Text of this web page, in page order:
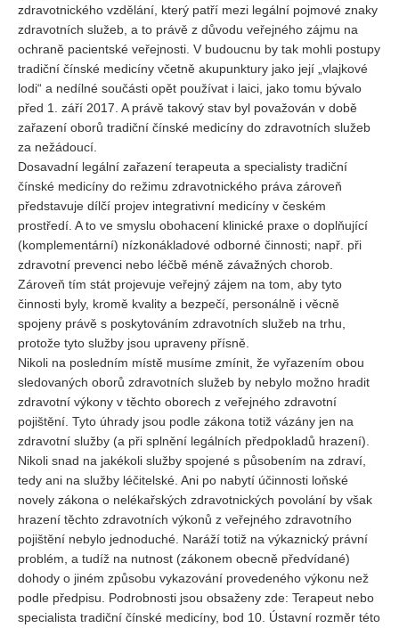
zdravotnického vzdělání, který patří mezi legální pojmové znaky
zdravotních služeb, a to právě z důvodu veřejného zájmu na
ochraně pacientské veřejnosti. V budoucnu by tak mohli postupy
tradiční čínské medicíny včetně akupunktury jako její „vlajkové
lodi“ a nedílné součásti opět používat i laici, jako tomu bývalo
před 1. září 2017. A právě takový stav byl považován v době
zařazení oborů tradiční čínské medicíny do zdravotních služeb
za nežádoucí.
Dosavadní legální zařazení terapeuta a specialisty tradiční
čínské medicíny do režimu zdravotnického práva zároveň
představuje dílčí projev integrativní medicíny v českém
prostředí. A to ve smyslu obohacení klinické praxe o doplňující
(komplementární) nízkonákladové odborné činnosti; např. při
zdravotní prevenci nebo léčbě méně závažných chorob.
Zároveň tím stát projevuje veřejný zájem na tom, aby tyto
činnosti byly, kromě kvality a bezpečí, personálně i věcně
spojeny právě s poskytováním zdravotních služeb na trhu,
protože tyto služby jsou upraveny přísně.
Nikoli na posledním místě musíme zmínit, že vyřazením obou
sledovaných oborů zdravotních služeb by nebylo možno hradit
zdravotní výkony v těchto oborech z veřejného zdravotní
pojištění. Tyto úhrady jsou podle zákona totiž vázány jen na
zdravotní služby (a při splnění legálních předpokladů hrazení).
Nikoli snad na jakékoli služby spojené s působením na zdraví,
tedy ani na služby léčitelské. Ani po nabytí účinnosti loňské
novely zákona o nelékařských zdravotnických povolání by však
hrazení těchto zdravotních výkonů z veřejného zdravotního
pojištění nebylo jednoduché. Naráží totiž na výkaznický právní
problém, a tudíž na nutnost (zákonem obecně předvídané)
dohody o jiném způsobu vykazování provedeného výkonu než
podle předpisu. Podrobnosti jsou obsaženy zde: Terapeut nebo
specialista tradiční čínské medicíny, bod 10. Ústavní rozměr této